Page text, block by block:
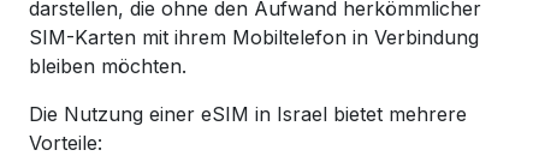
darstellen, die ohne den Aufwand herkömmlicher
SIM-Karten mit ihrem Mobiltelefon in Verbindung
bleiben möchten.
Die Nutzung einer eSIM in Israel bietet mehrere
Vorteile: